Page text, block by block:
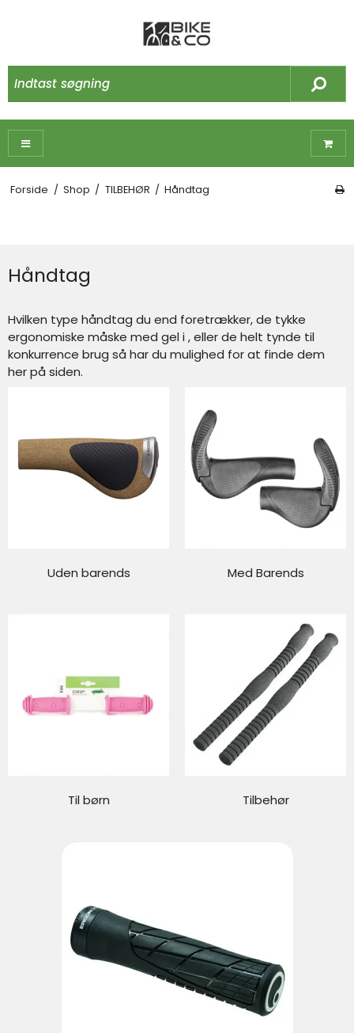
Forside / Shop / TILBEHØR / Håndtag
Håndtag
Hvilken type håndtag du end foretrækker, de tykke
ergonomiske måske med gel i , eller de helt tynde til
konkurrence brug så har du mulighed for at finde dem
her på siden.
Uden barends Med Barends
Til børn Tilbehør